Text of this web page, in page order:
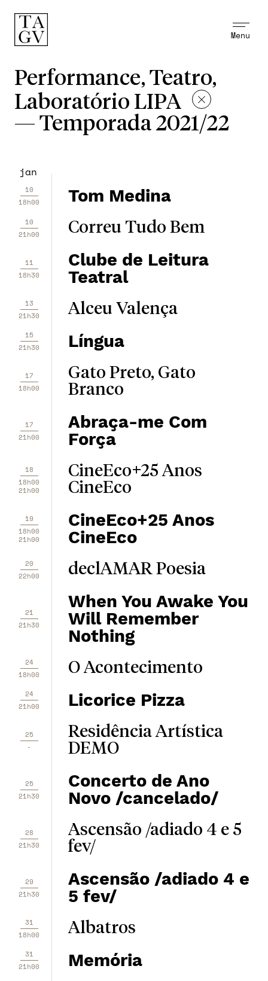
Menu
Performance, Teatro,
Laboratório LIPA
— Temporada 2021/22
jan
10
18h00
Tom Medina
10
21h00
Correu Tudo Bem
11
18h30
Clube de Leitura
Teatral
13
21h30
Alceu Valença
15
21h30
Língua
17
18h00
Gato Preto, Gato
Branco
17
21h00
Abraça-me Com
Força
18
18h00
21h00
CineEco+25 Anos
CineEco
19
18h00
21h00
CineEco+25 Anos
CineEco
20
22h00
declAMAR Poesia
21
21h30
When You Awake You
Will Remember
Nothing
24
18h00
O Acontecimento
24
21h00
Licorice Pizza
25
-
Residência Artística
DEMO
25
21h30
Concerto de Ano
Novo /cancelado/
28
21h30
Ascensão /adiado 4 e 5
fev/
29
21h30
Ascensão /adiado 4 e
5 fev/
31
18h00
Albatros
31
21h00
Memória